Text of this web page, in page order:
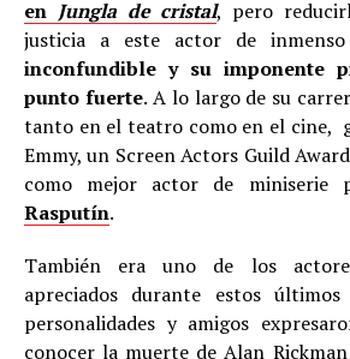
en Jungla de cristal, pero
justicia a este actor de
inconfundible y su imponente
punto fuerte. A lo largo de su
tanto en el teatro como en el cine,
Emmy, un Screen Actors Guild
como mejor actor de miniserie
Rasputín.
También era uno de los
apreciados durante estos
personalidades y amigos
conocer la muerte de Alan